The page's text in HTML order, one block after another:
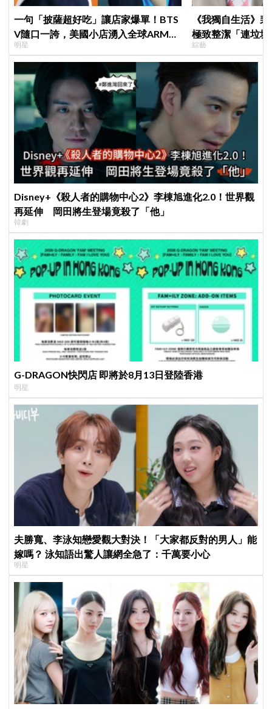
一句「披薩超好吃」讓店家爆單！BTS
V隨口一誇，美國小店湧入全球ARMY
擠爆
明星
《我獨自生活》
極致整潔「連垃
一件事
綜藝
Disney+《殺人者的購物中心2》李棟旭進化2.0！世界觀
再延伸 岡田將生登場竟殺了「他」
韓劇
G-DRAGON快閃店 即將於8月13日登陸香港
明星
夫勝寬、李泳知戀愛觀大對決！「大家都反對的男人」能
嫁嗎？ 泳知語出驚人讓網全急了：千萬要小心
明星